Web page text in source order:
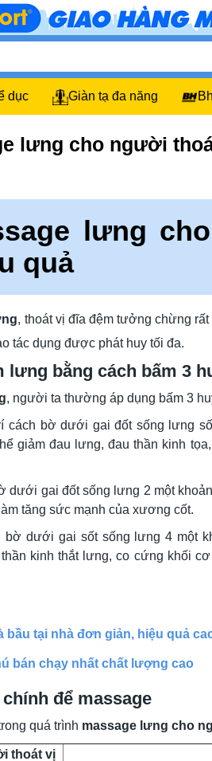
dục Giàn tạ đa năng
lưng cho người
lưng
quả
, thoát vị đĩa đệm tưởng chừng
tác dụng được phát huy tối đa.
lưng bằng cách bấm 3
, người ta thường áp dụng bấm 3
cách bờ dưới gai đốt sống lưng
giảm đau lưng, đau thần kinh
dưới gai đốt sống lưng 2 một
tăng sức mạnh của xương cốt.
bờ dưới gai sốt sống lưng 4 một
kinh thắt lưng, co cứng khối
bầu tại nhà đơn giản, hiệu quả
bán chạy nhất chất lượng cao
để massage
quá trình massage lưng cho
thoát vị